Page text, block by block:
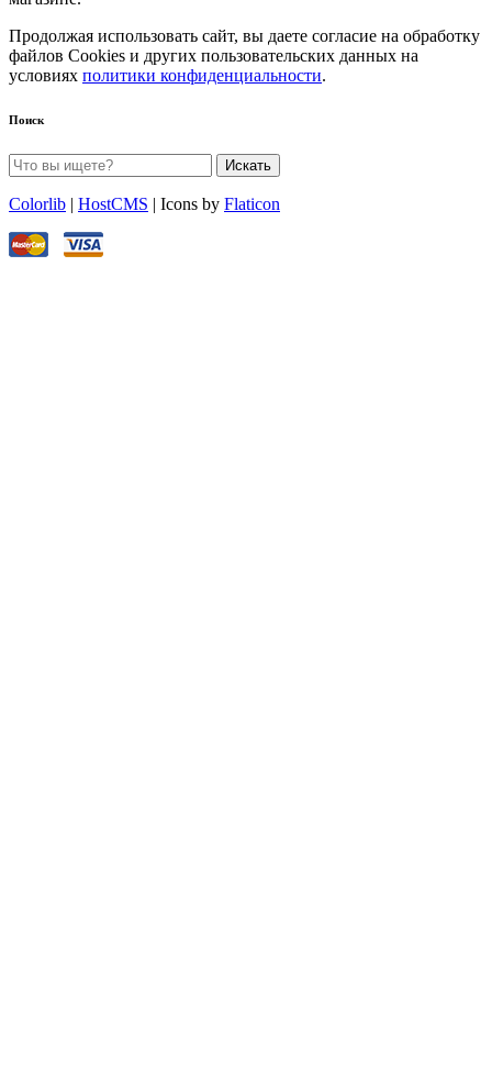
Продолжая использовать сайт, вы даете согласие на обработку
файлов Cookies и других пользовательских данных на
условиях политики конфиденциальности.
Поиск
Искать
Colorlib | HostCMS | Icons by Flaticon